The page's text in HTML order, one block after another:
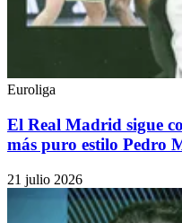
Euroliga
El Real Madrid sigue
más puro estilo Pedro
21 julio 2026